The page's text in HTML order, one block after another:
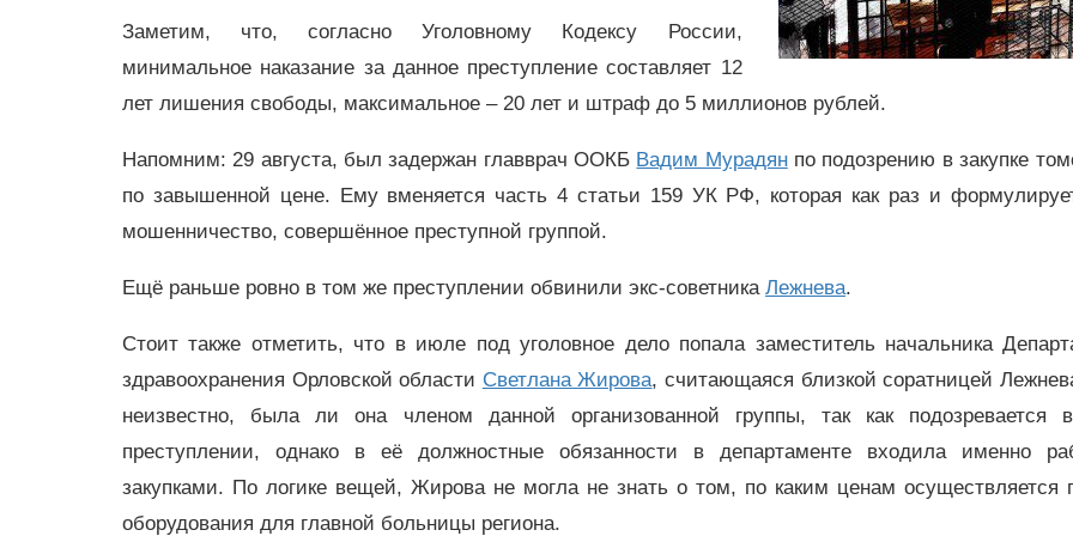
Заметим, что, согласно Уголовному Кодексу России,
минимальное наказание за данное преступление составляет 12
лет лишения свободы, максимальное – 20 лет и штраф до 5 миллионов рублей.
Напомним: 29 августа, был задержан главврач ООКБ Вадим Мурадянпо подозрению в закупке
по завышенной цене. Ему вменяется часть 4 статьи 159 УК РФ, которая как раз и
мошенничество, совершённое преступной группой.
Ещё раньше ровно в том же преступлении обвинили экс-советника Лежнева.
Стоит также отметить, что в июле под уголовное дело попала заместитель начальника
здравоохранения Орловской области Светлана Жирова, считающаяся близкой соратницей
неизвестно, была ли она членом данной организованной группы, так как подозревается
преступлении, однако в её должностные обязанности в департаменте входила именно
закупками. По логике вещей, Жирова не могла не знать о том, по каким ценам осуществляется
оборудования для главной больницы региона.